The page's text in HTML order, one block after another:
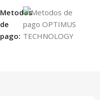
Metodos
de
pago: